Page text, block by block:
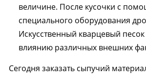
величине. После кусочки с
специального оборудования
Искусственный кварцевый песок
влиянию различных внешних
Сегодня заказать сыпучий